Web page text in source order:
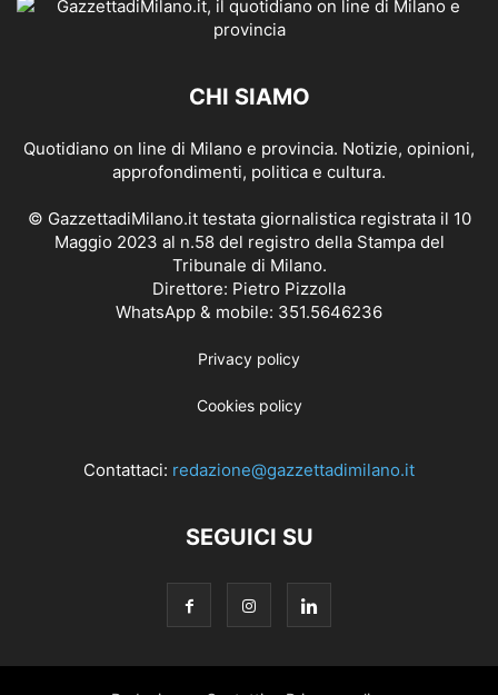
CHI SIAMO
Quotidiano on line di Milano e provincia. Notizie, opinioni,
approfondimenti, politica e cultura.
© GazzettadiMilano.it testata giornalistica registrata il 10
Maggio 2023 al n.58 del registro della Stampa del
Tribunale di Milano.
Direttore: Pietro Pizzolla
WhatsApp & mobile: 351.5646236
Privacy policy
Cookies policy
Contattaci: redazione@gazzettadimilano.it
SEGUICI SU